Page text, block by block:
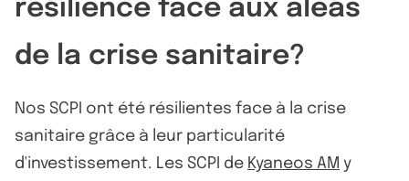
résilience face aux aléas
de la crise sanitaire?
Nos SCPI ont été résilientes face à la crise
sanitaire grâce à leur particularité
d'investissement. Les SCPI de Kyaneos AM y